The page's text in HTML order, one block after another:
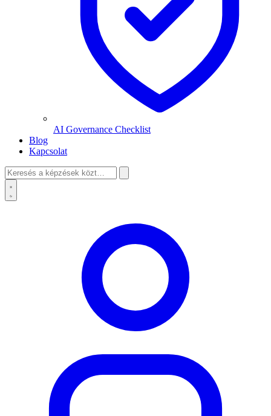
AI Governance Checklist
Blog
Kapcsolat